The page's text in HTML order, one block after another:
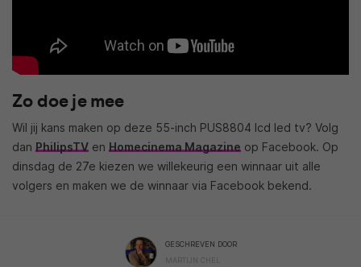
Zo doe je mee
Wil jij kans maken op deze 55-inch PUS8804 lcd led tv? Volg
dan PhilipsTV en Homecinema Magazine op Facebook. Op
dinsdag de 27e kiezen we willekeurig een winnaar uit alle
volgers en maken we de winnaar via Facebook bekend.
GESCHREVEN DOOR
MARTIJN CHEL